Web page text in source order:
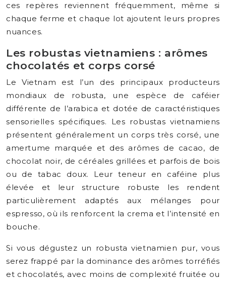
ces repères reviennent fréquemment, même si
chaque ferme et chaque lot ajoutent leurs propres
nuances.
Les robustas vietnamiens : arômes
chocolatés et corps corsé
Le Vietnam est l’un des principaux producteurs
mondiaux de robusta, une espèce de caféier
différente de l’arabica et dotée de caractéristiques
sensorielles spécifiques. Les robustas vietnamiens
présentent généralement un corps très corsé, une
amertume marquée et des arômes de cacao, de
chocolat noir, de céréales grillées et parfois de bois
ou de tabac doux. Leur teneur en caféine plus
élevée et leur structure robuste les rendent
particulièrement adaptés aux mélanges pour
espresso, où ils renforcent la crema et l’intensité en
bouche.
Si vous dégustez un robusta vietnamien pur, vous
serez frappé par la dominance des arômes torréfiés
et chocolatés, avec moins de complexité fruitée ou